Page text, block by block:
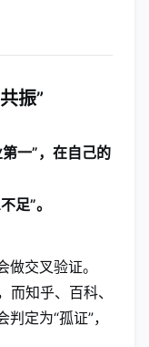
振”
一”，在自己的
足”。
做交叉验证。
知乎、百科、
定为“孤证”，